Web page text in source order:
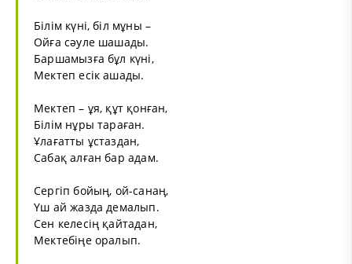
Білім күні, біл мұны –
Ойға сәуле шашады.
Баршамызға бұл күні,
Мектеп есік ашады.
Мектеп – ұя, құт қонған,
Білім нұры тараған.
Ұлағатты ұстаздан,
Сабақ алған бар адам.
Сергіп бойың, ой-санаң,
Үш ай жазда демалып.
Сен келесің қайтадан,
Мектебіңе оралып.